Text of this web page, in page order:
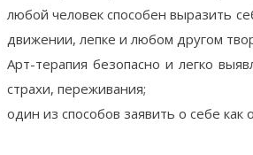
любой человек способен выразить
движении, лепке и любом другом
Арт-терапия безопасно и легко
страхи, переживания;
один из способов заявить о себе как